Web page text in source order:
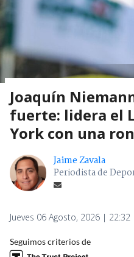
Joaquín
fuerte: lidera el
York con una
Jaime Zavala
Periodista de
Jueves 06 Agosto, 2026 | 22:32
Seguimos criterios de